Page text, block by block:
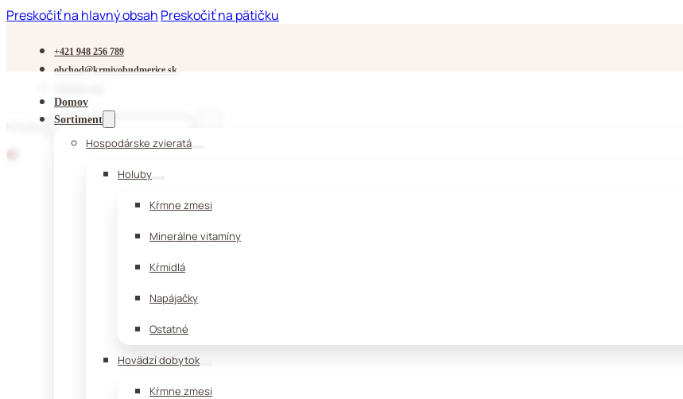
Preskočiť na hlavný obsah Preskočiť na pätičku
+421 948 256 789
obchod@krmivobudmerice.sk
Hľadať
Domov
Sortiment
Hospodárske zvieratá
Holuby
Kŕmne zmesi
Minerálne vitamíny
Kŕmidlá
Napájačky
Ostatné
Hovädzí dobytok
Kŕmne zmesi